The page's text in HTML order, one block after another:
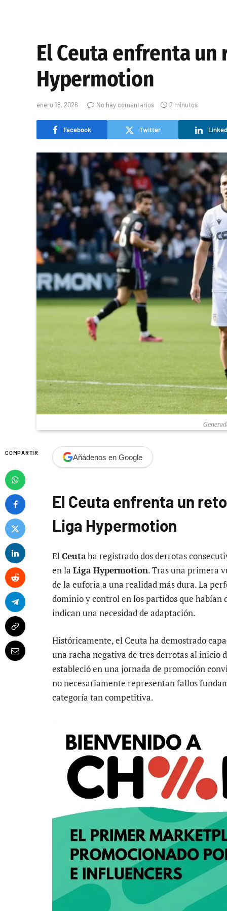
El Ceuta enfrenta
Hypermotion
enero 18, 2026 No hay comentarios 2 minutos
Facebook Twitter
COMPARTIR Añádenos en Google
El Ceuta enfrenta un
Liga Hypermotion
ElCeutaha registrado dos derrotas
en la Liga Hypermotion. Tras una primera
de la euforia a una realidad más dura. La
dominio y control en los partidos que habían
indican una necesidad de adaptación.
Históricamente, el Ceuta ha demostrado
una racha negativa de tres derrotas al inicio
estableció en una jornada de promoción
no necesariamente representan fallos
categoría tan competitiva.